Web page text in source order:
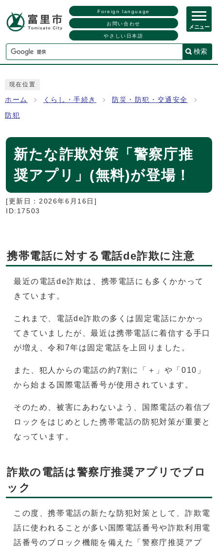
Foreign language
お問い合わせ
やさしい日本語
検索
メニュー
現在位置
ホーム くらし・手続き 防災・防犯・交通安全
防犯
新たな詐欺対策「警察庁推
奨アプリ」(無料)が登場！
[更新日： 2026年6月16日 ]
ID:17503
携帯電話に対する電話de詐欺に注意
最近の電話de詐欺は、携帯電話にも多くかかって
きています。
これまで、電話de詐欺の多くは固定電話にかかっ
てきていましたが、最近は携帯電話に着信する手口
が増え、令和7年は固定電話を上回りました。
また、犯人からの電話の約7割に「＋」や「010」
から始まる国際電話番号が使用されています。
そのため、被害にあわないよう、国際電話の着信ブ
ロックをはじめとした携帯電話の防犯対策が重要と
なっています。
詐欺の電話は警察庁推奨アプリでブロ
ック
この度、携帯電話の新たな防犯対策として、詐欺電
話に使われることが多い国際電話番号や詐欺利用電
話番号のブロック機能を備えた「警察庁推奨アプ